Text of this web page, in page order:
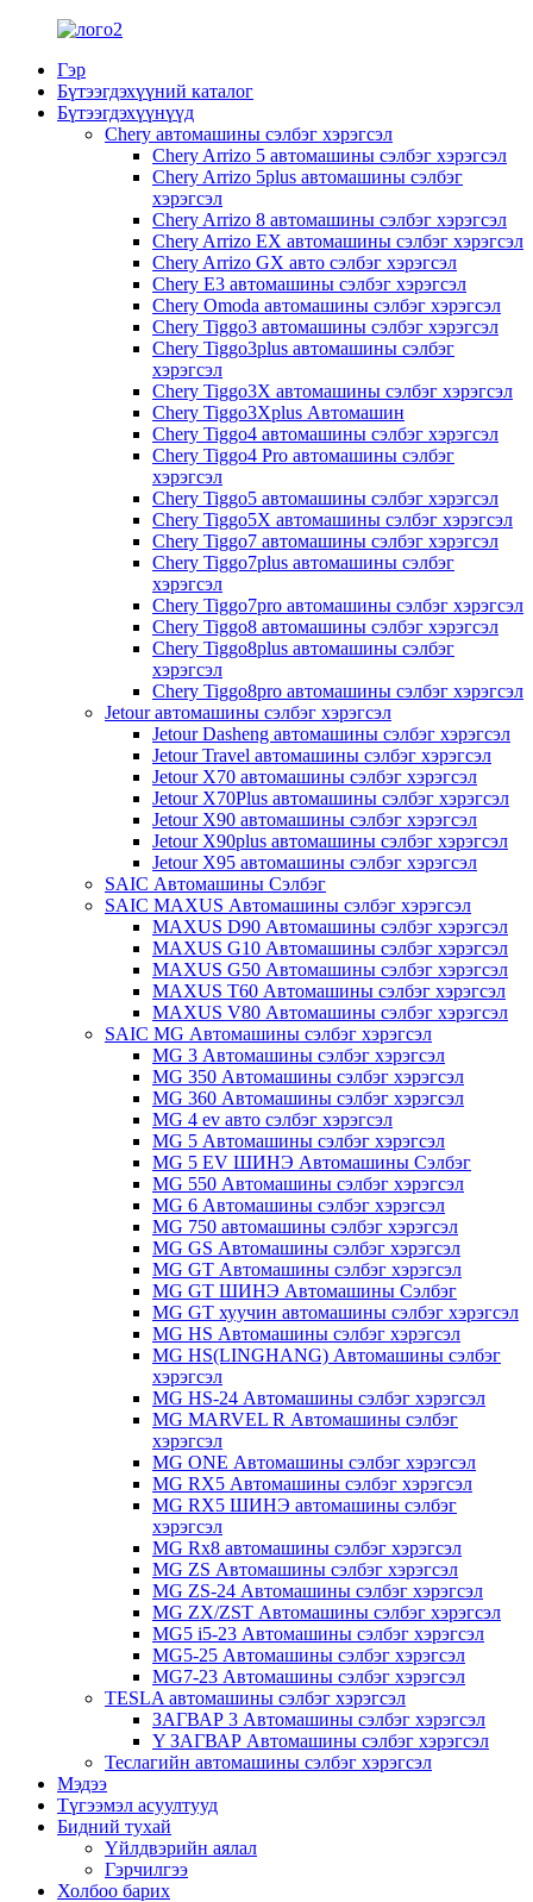
Гэр
Бүтээгдэхүүний каталог
Бүтээгдэхүүнүүд
Chery автомашины сэлбэг хэрэгсэл
Chery Arrizo 5 автомашины сэлбэг хэрэгсэл
Chery Arrizo 5plus автомашины сэлбэг
хэрэгсэл
Chery Arrizo 8 автомашины сэлбэг хэрэгсэл
Chery Arrizo EX автомашины сэлбэг хэрэгсэл
Chery Arrizo GX авто сэлбэг хэрэгсэл
Chery E3 автомашины сэлбэг хэрэгсэл
Chery Omoda автомашины сэлбэг хэрэгсэл
Chery Tiggo3 автомашины сэлбэг хэрэгсэл
Chery Tiggo3plus автомашины сэлбэг
хэрэгсэл
Chery Tiggo3X автомашины сэлбэг хэрэгсэл
Chery Tiggo3Xplus Автомашин
Chery Tiggo4 автомашины сэлбэг хэрэгсэл
Chery Tiggo4 Pro автомашины сэлбэг
хэрэгсэл
Chery Tiggo5 автомашины сэлбэг хэрэгсэл
Chery Tiggo5X автомашины сэлбэг хэрэгсэл
Chery Tiggo7 автомашины сэлбэг хэрэгсэл
Chery Tiggo7plus автомашины сэлбэг
хэрэгсэл
Chery Tiggo7pro автомашины сэлбэг хэрэгсэл
Chery Tiggo8 автомашины сэлбэг хэрэгсэл
Chery Tiggo8plus автомашины сэлбэг
хэрэгсэл
Chery Tiggo8pro автомашины сэлбэг хэрэгсэл
Jetour автомашины сэлбэг хэрэгсэл
Jetour Dasheng автомашины сэлбэг хэрэгсэл
Jetour Travel автомашины сэлбэг хэрэгсэл
Jetour X70 автомашины сэлбэг хэрэгсэл
Jetour X70Plus автомашины сэлбэг хэрэгсэл
Jetour X90 автомашины сэлбэг хэрэгсэл
Jetour X90plus автомашины сэлбэг хэрэгсэл
Jetour X95 автомашины сэлбэг хэрэгсэл
SAIC Автомашины Сэлбэг
SAIC MAXUS Автомашины сэлбэг хэрэгсэл
MAXUS D90 Автомашины сэлбэг хэрэгсэл
MAXUS G10 Автомашины сэлбэг хэрэгсэл
MAXUS G50 Автомашины сэлбэг хэрэгсэл
MAXUS T60 Автомашины сэлбэг хэрэгсэл
MAXUS V80 Автомашины сэлбэг хэрэгсэл
SAIC MG Автомашины сэлбэг хэрэгсэл
MG 3 Автомашины сэлбэг хэрэгсэл
MG 350 Автомашины сэлбэг хэрэгсэл
MG 360 Автомашины сэлбэг хэрэгсэл
MG 4 ev авто сэлбэг хэрэгсэл
MG 5 Автомашины сэлбэг хэрэгсэл
MG 5 EV ШИНЭ Автомашины Сэлбэг
MG 550 Автомашины сэлбэг хэрэгсэл
MG 6 Автомашины сэлбэг хэрэгсэл
MG 750 автомашины сэлбэг хэрэгсэл
MG GS Автомашины сэлбэг хэрэгсэл
MG GT Автомашины сэлбэг хэрэгсэл
MG GT ШИНЭ Автомашины Сэлбэг
MG GT хуучин автомашины сэлбэг хэрэгсэл
MG HS Автомашины сэлбэг хэрэгсэл
MG HS(LINGHANG) Автомашины сэлбэг
хэрэгсэл
MG HS-24 Автомашины сэлбэг хэрэгсэл
MG MARVEL R Автомашины сэлбэг
хэрэгсэл
MG ONE Автомашины сэлбэг хэрэгсэл
MG RX5 Автомашины сэлбэг хэрэгсэл
MG RX5 ШИНЭ автомашины сэлбэг
хэрэгсэл
MG Rx8 автомашины сэлбэг хэрэгсэл
MG ZS Автомашины сэлбэг хэрэгсэл
MG ZS-24 Автомашины сэлбэг хэрэгсэл
MG ZX/ZST Автомашины сэлбэг хэрэгсэл
MG5 i5-23 Автомашины сэлбэг хэрэгсэл
MG5-25 Автомашины сэлбэг хэрэгсэл
MG7-23 Автомашины сэлбэг хэрэгсэл
TESLA автомашины сэлбэг хэрэгсэл
ЗАГВАР 3 Автомашины сэлбэг хэрэгсэл
Y ЗАГВАР Автомашины сэлбэг хэрэгсэл
Теслагийн автомашины сэлбэг хэрэгсэл
Мэдээ
Түгээмэл асуултууд
Бидний тухай
Үйлдвэрийн аялал
Гэрчилгээ
Холбоо барих